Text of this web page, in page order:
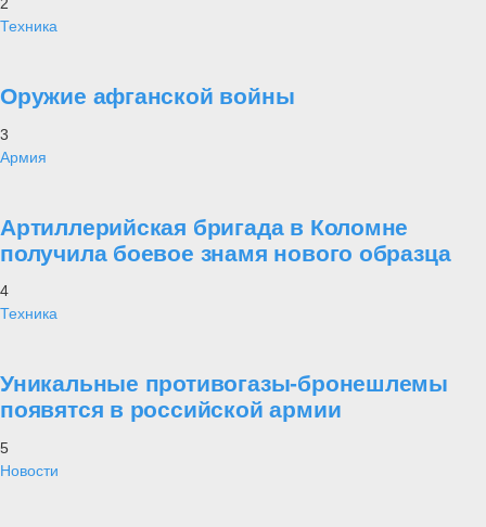
2
Техника
Оружие афганской войны
3
Армия
Артиллерийская бригада в Коломне
получила боевое знамя нового образца
4
Техника
Уникальные противогазы-бронешлемы
появятся в российской армии
5
Новости